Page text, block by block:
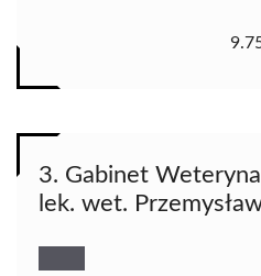
3. Gabinet
lek. wet.